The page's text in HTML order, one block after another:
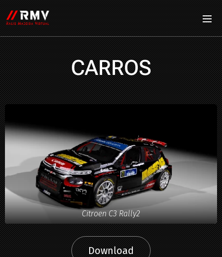
CARROS
Citroen C3 Rally2
Download